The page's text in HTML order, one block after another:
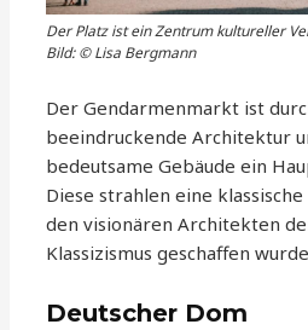
Der Platz ist ein Zentrum kultureller
Bild: © Lisa Bergmann
Der Gendarmenmarkt ist
beeindruckende Architektur
bedeutsame Gebäude ein
Diese strahlen eine klassische
den visionären Architekten
Klassizismus geschaffen
Deutscher Dom